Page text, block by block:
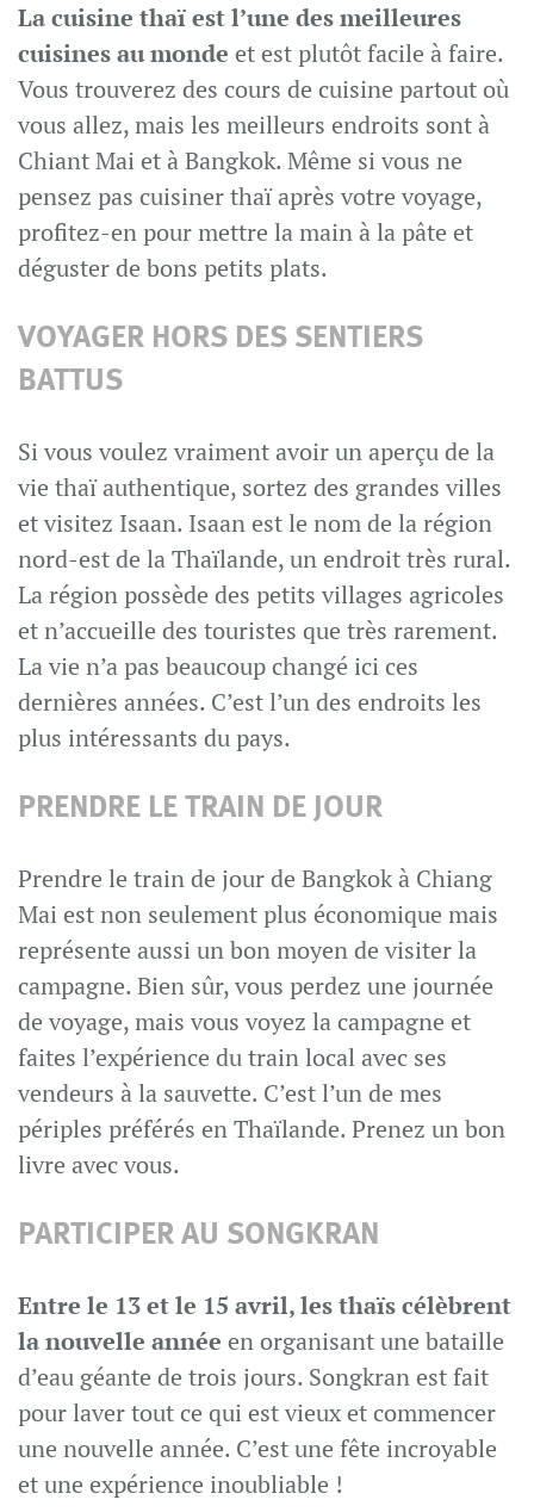
La cuisine thaï est l’une des meilleures
cuisines au monde et est plutôt facile à faire.
Vous trouverez des cours de cuisine partout où
vous allez, mais les meilleurs endroits sont à
Chiant Mai et à Bangkok. Même si vous ne
pensez pas cuisiner thaï après votre voyage,
profitez-en pour mettre la main à la pâte et
déguster de bons petits plats.
VOYAGER HORS DES SENTIERS
BATTUS
Si vous voulez vraiment avoir un aperçu de la
vie thaï authentique, sortez des grandes villes
et visitez Isaan. Isaan est le nom de la région
nord-est de la Thaïlande, un endroit très rural.
La région possède des petits villages agricoles
et n’accueille des touristes que très rarement.
La vie n’a pas beaucoup changé ici ces
dernières années. C’est l’un des endroits les
plus intéressants du pays.
PRENDRE LE TRAIN DE JOUR
Prendre le train de jour de Bangkok à Chiang
Mai est non seulement plus économique mais
représente aussi un bon moyen de visiter la
campagne. Bien sûr, vous perdez une journée
de voyage, mais vous voyez la campagne et
faites l’expérience du train local avec ses
vendeurs à la sauvette. C’est l’un de mes
périples préférés en Thaïlande. Prenez un bon
livre avec vous.
PARTICIPER AU SONGKRAN
Entre le 13 et le 15 avril, les thaïs célèbrent
la nouvelle année en organisant une bataille
d’eau géante de trois jours. Songkran est fait
pour laver tout ce qui est vieux et commencer
une nouvelle année. C’est une fête incroyable
et une expérience inoubliable !